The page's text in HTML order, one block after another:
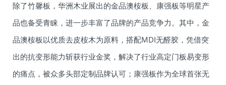
除了竹馨板，华洲木业展出的金品澳桉板、康强板等明星产
品也备受青睐，进一步丰富了品牌的产品竞争力。其中，金
品澳桉板以优质去皮桉木为原料，搭配MDI无醛胶，凭借突
出的抗变形能力斩获行业金奖，解决了行业高定门板易变形
的痛点，被众多头部定制品牌认可；康强板作为全球首张无